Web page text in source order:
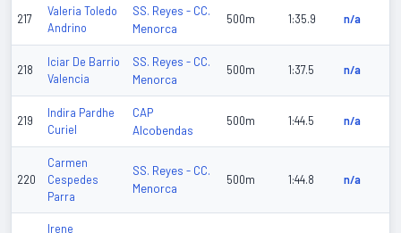
217
Valeria Toledo
Andrino
SS. Reyes - CC.
Menorca
500m 1:35.9 n/a
218
Iciar De Barrio
Valencia
SS. Reyes - CC.
Menorca
500m 1:37.5 n/a
219
Indira Pardhe
Curiel
CAP
Alcobendas
500m 1:44.5 n/a
220
Carmen
Cespedes
Parra
SS. Reyes - CC.
Menorca
500m 1:44.8 n/a
Irene